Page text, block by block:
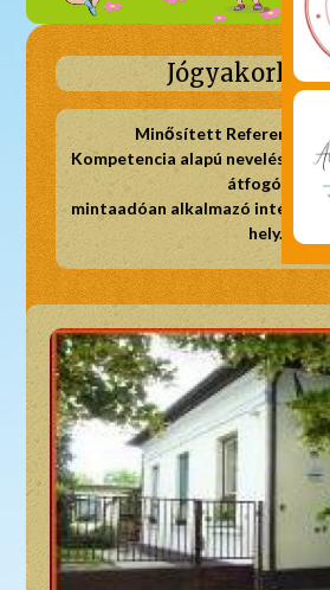
Minősített Referencia
Kompetencia alapú nevelési,
átfogóan,
mintaadóan alkalmazó
hely.